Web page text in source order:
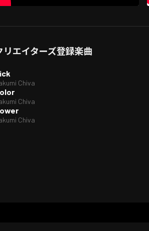
リエイターズ登録楽曲
Chiva
Chiva
Chiva